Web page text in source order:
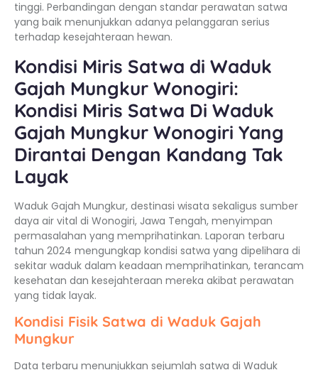
tinggi. Perbandingan dengan standar perawatan satwa
yang baik menunjukkan adanya pelanggaran serius
terhadap kesejahteraan hewan.
Kondisi Miris Satwa di Waduk
Gajah Mungkur Wonogiri:
Kondisi Miris Satwa Di Waduk
Gajah Mungkur Wonogiri Yang
Dirantai Dengan Kandang Tak
Layak
Waduk Gajah Mungkur, destinasi wisata sekaligus sumber
daya air vital di Wonogiri, Jawa Tengah, menyimpan
permasalahan yang memprihatinkan. Laporan terbaru
tahun 2024 mengungkap kondisi satwa yang dipelihara di
sekitar waduk dalam keadaan memprihatinkan, terancam
kesehatan dan kesejahteraan mereka akibat perawatan
yang tidak layak.
Kondisi Fisik Satwa di Waduk Gajah
Mungkur
Data terbaru menunjukkan sejumlah satwa di Waduk